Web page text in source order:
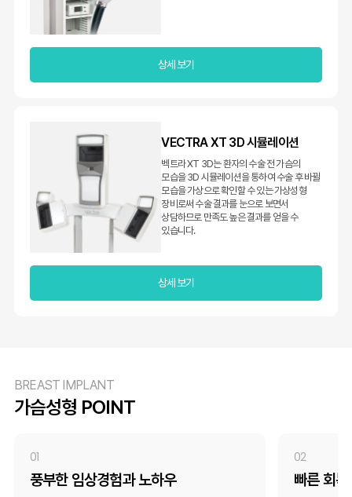
상세 보기
VECTRA XT 3D 시뮬레이션
벡트라 XT 3D는 환자의 수술 전 가슴의
모습을 3D 시뮬레이션을 통하여 수술 후 바뀔
모습을 가상으로 확인할 수 있는 가상성형
장비로써 수술 결과를 눈으로 보면서
상담하므로 만족도 높은 결과를 얻을 수
있습니다.
상세 보기
BREAST IMPLANT
가슴성형 POINT
01
풍부한 임상경험과 노하우
02
빠른 회